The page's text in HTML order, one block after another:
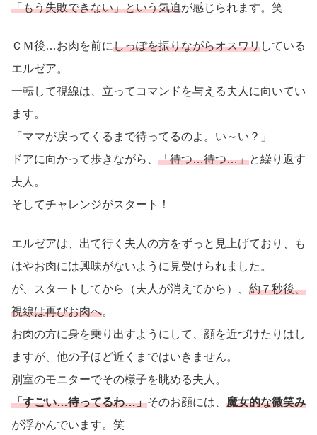
「もう失敗できない」という気迫が感じられます。笑
ＣＭ後…お肉を前にしっぽを振りながらオスワリしている
エルゼア。
一転して視線は、立ってコマンドを与える夫人に向いてい
ます。
「ママが戻ってくるまで待ってるのよ。い～い？」
ドアに向かって歩きながら、 「待つ…待つ…」と繰り返す
夫人。
そしてチャレンジがスタート！
エルゼアは、出て行く夫人の方をずっと見上げており、も
はやお肉には興味がないように見受けられました。
が、スタートしてから（夫人が消えてから）、 約７秒後、
視線は再びお肉へ。
お肉の方に身を乗り出すようにして、顔を近づけたりはし
ますが、他の子ほど近くまではいきません。
別室のモニターでその様子を眺める夫人。
「すごい…待ってるわ…」そのお顔には、 魔女的な微笑み
が浮かんでいます。笑